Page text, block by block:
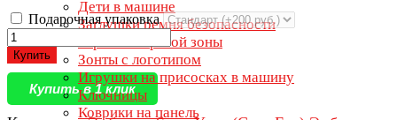
Дети в машине
Заглушки ремня безопасности
Зеркала мертвой зоны
Зонты с логотипом
Игрушки на присосках в машину
Ключницы
Коврики на панель
Подарочная упаковка
Купить
Купить в 1 клик